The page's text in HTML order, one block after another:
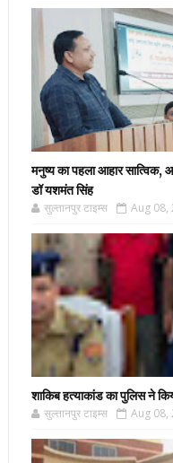
मनुष्य का पहला आहार सात्विक,
डॉ यशमंत सिंह
सुल्तानपुर टाइम्स Aug 08,
शाकिब हत्याकांड का पुलिस ने
सुल्तानपुर टाइम्स Aug 08,